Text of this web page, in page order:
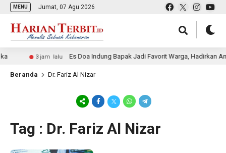
MENU Jumat, 07 Agu 2026
3 jam lalu Es Doa Indung Bapak Jadi Favorit Warga, Hadirkan
Beranda Dr. Fariz Al Nizar
Tag : Dr. Fariz Al Nizar